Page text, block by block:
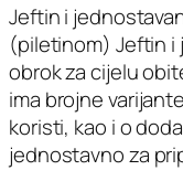
Jeftin i
(piletinom) Jeftin i
obrok za cijelu
ima brojne
koristi, kao i o
jednostavno za